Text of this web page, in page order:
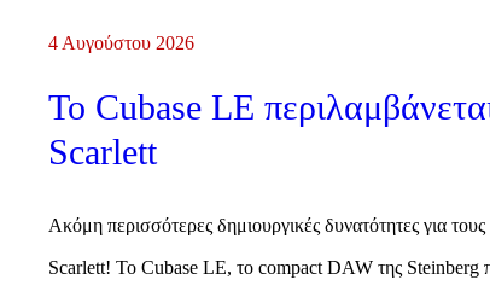
4 Αυγούστου 2026
Το Cubase LE
Scarlett
Ακόμη περισσότερες δημιουργικές δυνατότητες για
Scarlett! Το Cubase LE, το compact DAW της Steinberg